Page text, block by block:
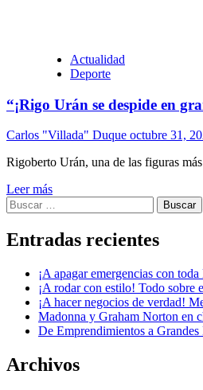
Actualidad
Deporte
“¡Rigo Urán se despide en
Carlos "Villada" Duque octubre 31,
Rigoberto Urán, una de las figuras
Leer más
Buscar:
Entradas recientes
¡A apagar emergencias con
¡A rodar con estilo! Todo sobre
¡A hacer negocios de verdad!
Madonna y Graham Norton en
De Emprendimientos a
Archivos